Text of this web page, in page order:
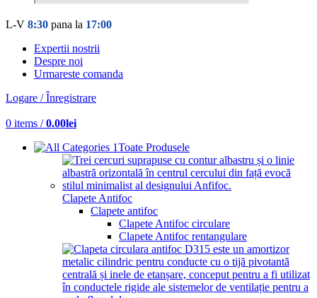
L-V 8:30 pana la 17:00
Expertii nostrii
Despre noi
Urmareste comanda
Logare / Înregistrare
0 items / 0.00lei
Toate Produsele
Clapete Antifoc
Clapete antifoc
Clapete Antifoc circulare
Clapete Antifoc rentangulare